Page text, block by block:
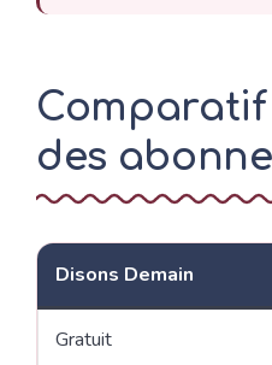
des
Disons Demain
Gratuit